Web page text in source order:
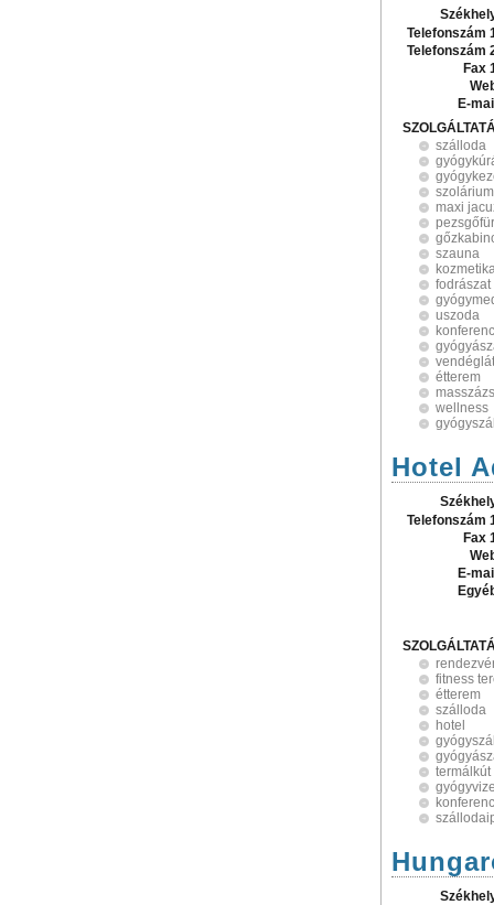
Telefonszám
Telefonszám
Fax
E-
szálloda
szolárium
maxi
szauna
fodrászat
uszoda
étterem
masszázs
wellness
Hotel
Telefonszám
Fax
E-
fitness
étterem
szálloda
hotel
termálkút